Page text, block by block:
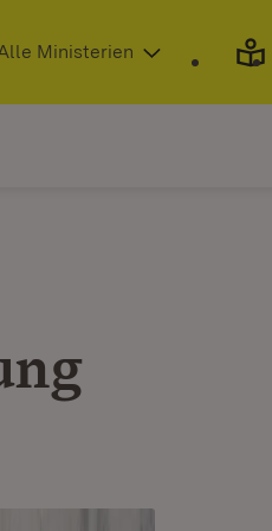
neuem Fenster)
Ministerien